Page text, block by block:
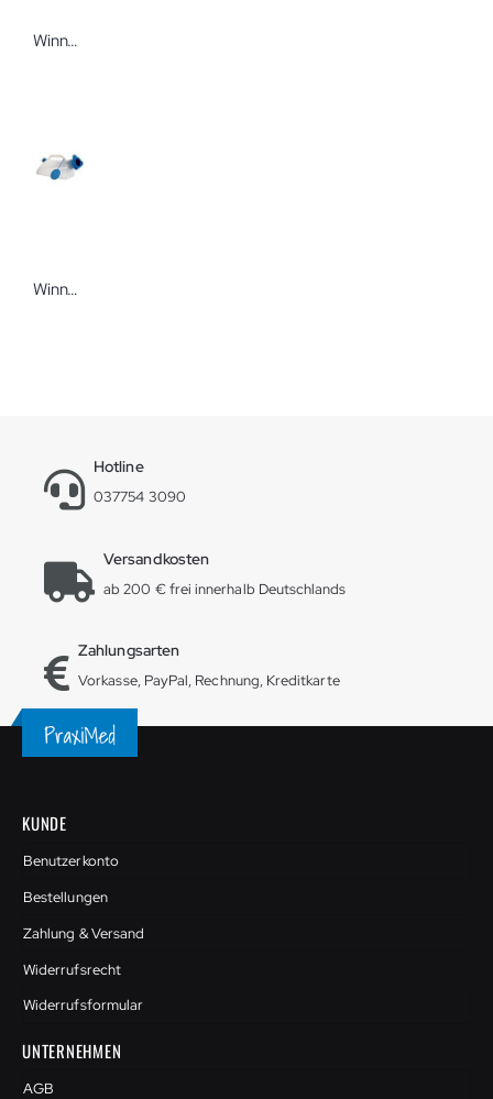
Winncare Fersenschoner Pharma Fiber hellblau silikonbeschichtet 1Paar
Winncare Urinflasche für Männer mit Rückflusssicherung
Hotline
037754 3090
Versandkosten
ab 200 € frei innerhalb Deutschlands
Zahlungsarten
Vorkasse, PayPal, Rechnung, Kreditkarte
KUNDE
Benutzerkonto
Bestellungen
Zahlung & Versand
Widerrufsrecht
Widerrufsformular
UNTERNEHMEN
AGB